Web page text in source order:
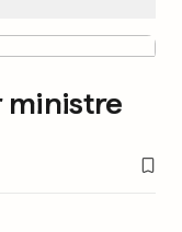
ministre